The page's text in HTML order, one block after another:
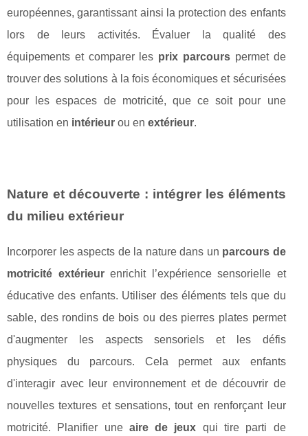
européennes, garantissant ainsi la protection des enfants
lors de leurs activités. Évaluer la qualité des
équipements et comparer les prix parcours permet de
trouver des solutions à la fois économiques et sécurisées
pour les espaces de motricité, que ce soit pour une
utilisation en intérieur ou en extérieur.
Nature et découverte : intégrer les éléments
du milieu extérieur
Incorporer les aspects de la nature dans un parcours de
motricité extérieurenrichit l’expérience sensorielle et
éducative des enfants. Utiliser des éléments tels que du
sable, des rondins de bois ou des pierres plates permet
d'augmenter les aspects sensoriels et les défis
physiques du parcours. Cela permet aux enfants
d'interagir avec leur environnement et de découvrir de
nouvelles textures et sensations, tout en renforçant leur
motricité. Planifier une aire de jeux qui tire parti de